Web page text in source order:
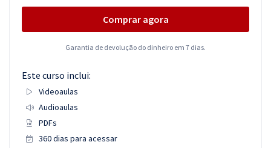
Comprar agora
Garantia de devolução do dinheiro em 7 dias.
Este curso inclui:
Videoaulas
Audioaulas
PDFs
360 dias para acessar